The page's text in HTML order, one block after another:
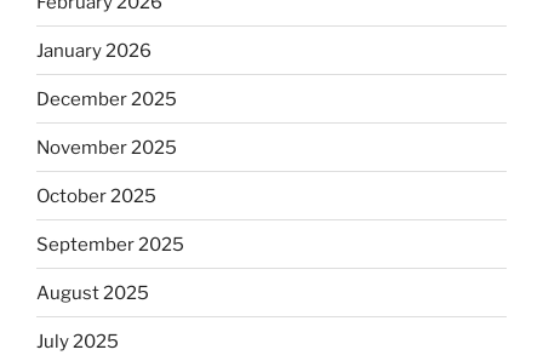
January 2026
December 2025
November 2025
October 2025
September 2025
August 2025
July 2025